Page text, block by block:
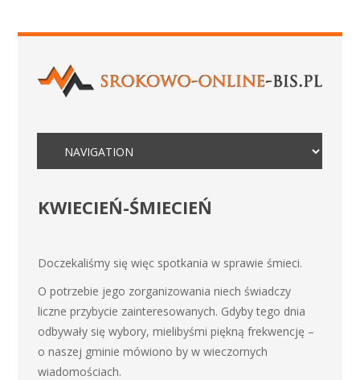
KWIECIEŃ-ŚMIECIEŃ
Doczekaliśmy się więc spotkania w sprawie śmieci.
O potrzebie jego zorganizowania niech świadczy
liczne przybycie zainteresowanych. Gdyby tego dnia
odbywały się wybory, mielibyśmi piękną frekwencję –
o naszej gminie mówiono by w wieczornych
wiadomościach.